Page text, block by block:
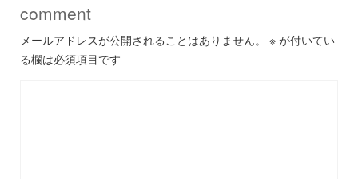
comment
メールアドレスが公開されることはありません。 ※ が付いてい
る欄は必須項目です